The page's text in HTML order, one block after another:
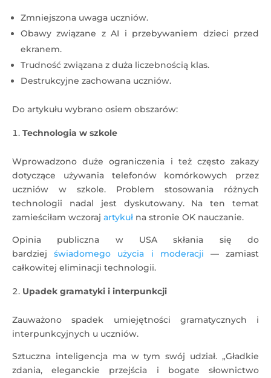
Zmniejszona uwaga uczniów.
Obawy związane z AI i przebywaniem dzieci przed
ekranem.
Trudność związana z duża liczebnością klas.
Destrukcyjne zachowana uczniów.
Do artykułu wybrano osiem obszarów:
Technologia w szkole
Wprowadzono duże ograniczenia i też często zakazy
dotyczące używania telefonów komórkowych przez
uczniów w szkole. Problem stosowania różnych
technologii nadal jest dyskutowany. Na ten temat
zamieściłam wczoraj artykuł na stronie OK nauczanie.
Opinia publiczna w USA skłania się do
bardziejświadomego użycia i moderacji — zamiast
całkowitej eliminacji technologii.
Upadek gramatyki i interpunkcji
Zauważono spadek umiejętności gramatycznych i
interpunkcyjnych u uczniów.
Sztuczna inteligencja ma w tym swój udział. „Gładkie
zdania, eleganckie przejścia i bogate słownictwo